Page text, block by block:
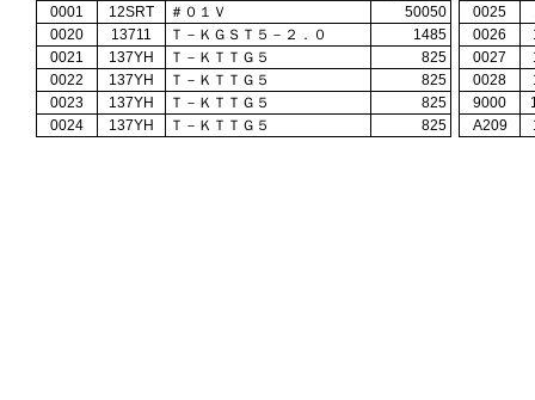
0001 12SRT ＃０１Ｖ 50050 0025
0020
13711 Ｔ－ＫＧＳＴ５－２．０ 1485 0026
0021
137YH Ｔ－ＫＴＴＧ５ 825 0027
0022
137YH Ｔ－ＫＴＴＧ５ 825 0028
0023
137YH Ｔ－ＫＴＴＧ５ 825 9000
0024
137YH Ｔ－ＫＴＴＧ５ 825 A209